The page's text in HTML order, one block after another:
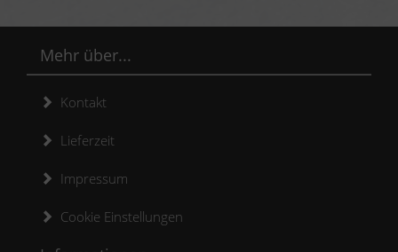
Mehr über...
Kontakt
Lieferzeit
Impressum
Cookie Einstellungen